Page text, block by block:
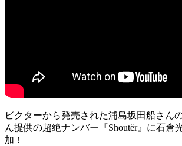
ビクターから発売された浦島坂田船さん
ん提供の超絶ナンバー『Shoutër』に石倉
加！